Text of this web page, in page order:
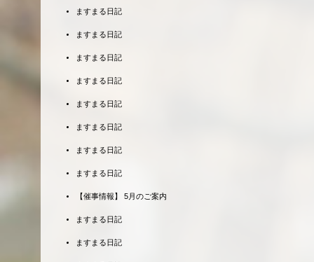
ますまる日記
ますまる日記
ますまる日記
ますまる日記
ますまる日記
ますまる日記
ますまる日記
ますまる日記
【催事情報】 5月のご案内
ますまる日記
ますまる日記